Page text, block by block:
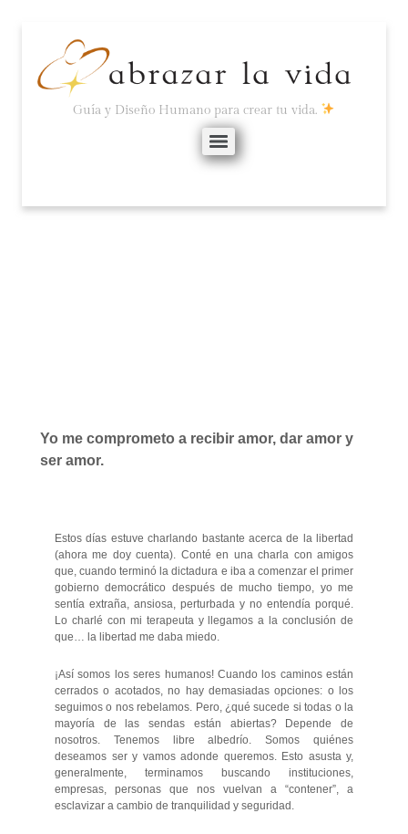
Guía y Diseño Humano para crear tu vida.
Yo me comprometo a recibir amor, dar amor y
ser amor.
Estos días estuve charlando bastante acerca de la libertad
(ahora me doy cuenta). Conté en una charla con amigos
que, cuando terminó la dictadura e iba a comenzar el primer
gobierno democrático después de mucho tiempo, yo me
sentía extraña, ansiosa, perturbada y no entendía porqué.
Lo charlé con mi terapeuta y llegamos a la conclusión de
que… la libertad me daba miedo.
¡Así somos los seres humanos! Cuando los caminos están
cerrados o acotados, no hay demasiadas opciones: o los
seguimos o nos rebelamos. Pero, ¿qué sucede si todas o la
mayoría de las sendas están abiertas? Depende de
nosotros. Tenemos libre albedrío. Somos quiénes
deseamos ser y vamos adonde queremos. Esto asusta y,
generalmente, terminamos buscando instituciones,
empresas, personas que nos vuelvan a “contener”, a
esclavizar a cambio de tranquilidad y seguridad.